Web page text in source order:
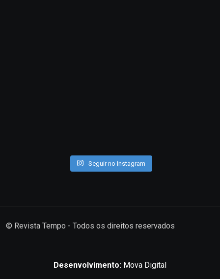
Seguir no Instagram
© Revista Tempo - Todos os direitos reservados
Desenvolvimento: Mova Digital